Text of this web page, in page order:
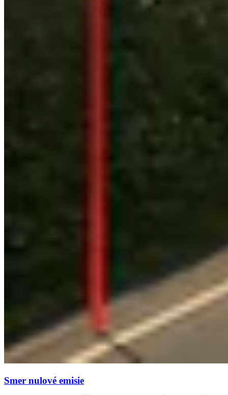
Smer nulové emisie